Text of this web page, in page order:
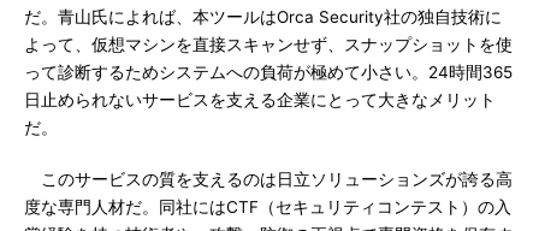
だ。青山氏によれば、本ツールはOrca Security社の独自技術に
よって、仮想マシンを直接スキャンせず、スナップショットを使
って診断するためシステムへの負荷が極めて小さい。24時間365
日止められないサービスを支える企業にとって大きなメリット
だ。
このサービスの質を支えるのは日立ソリューションズが誇る高
度な専門人材だ。同社にはCTF（セキュリティコンテスト）の入